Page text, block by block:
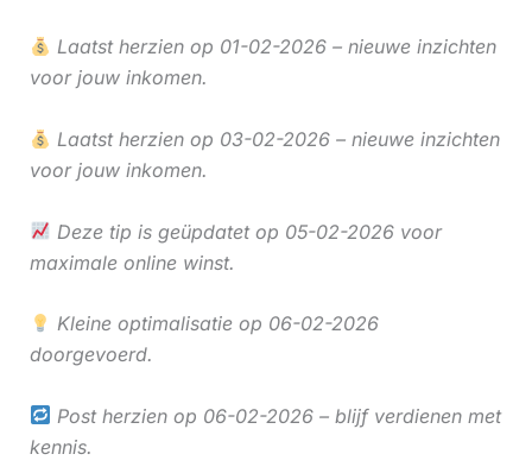
Laatst herzien op 01-02-2026 – nieuwe inzichten
voor jouw inkomen.
Laatst herzien op 03-02-2026 – nieuwe inzichten
voor jouw inkomen.
Deze tip is geüpdatet op 05-02-2026 voor
maximale online winst.
Kleine optimalisatie op 06-02-2026
doorgevoerd.
Post herzien op 06-02-2026 – blijf verdienen met
kennis.